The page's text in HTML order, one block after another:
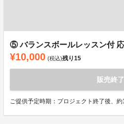
⑤ バランスボールレッスン付
¥10,000 (税込)残り15
販売終了
ご提供予定時期：プロジェクト終了後、